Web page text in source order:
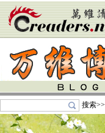
搜索>>